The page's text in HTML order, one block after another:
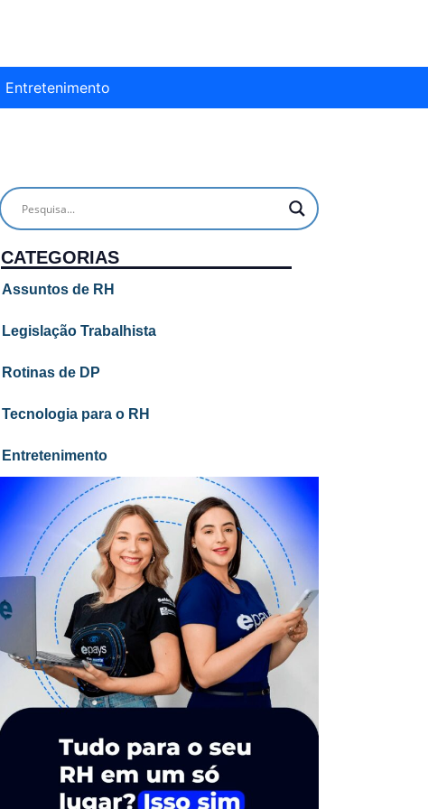
Entretenimento
CATEGORIAS
Assuntos de RH
Legislação Trabalhista
Rotinas de DP
Tecnologia para o RH
Entretenimento